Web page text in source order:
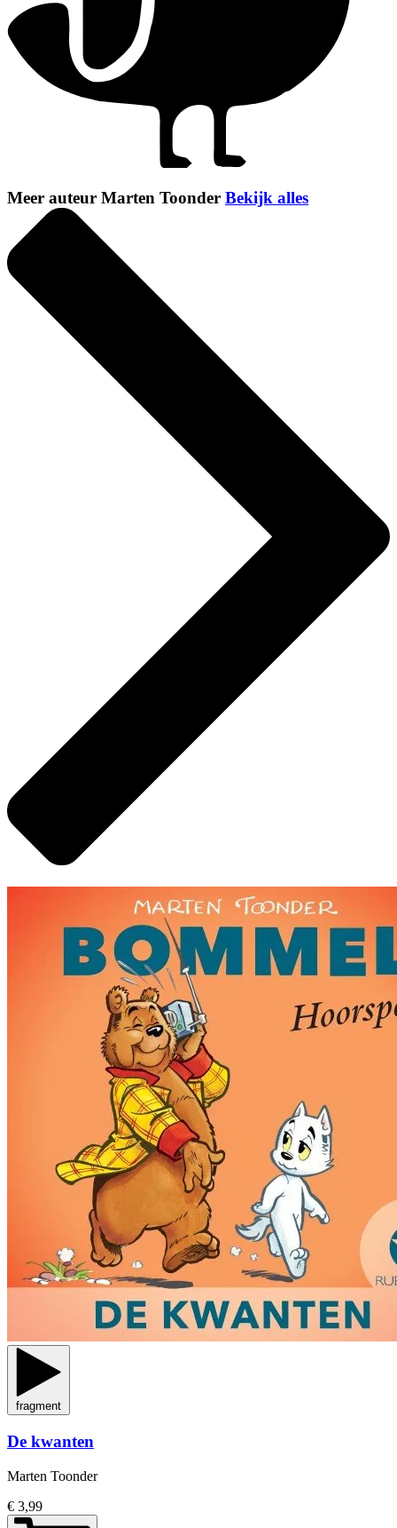
Meer auteur Marten Toonder Bekijk alles
fragment
De kwanten
Marten Toonder
€ 3,99